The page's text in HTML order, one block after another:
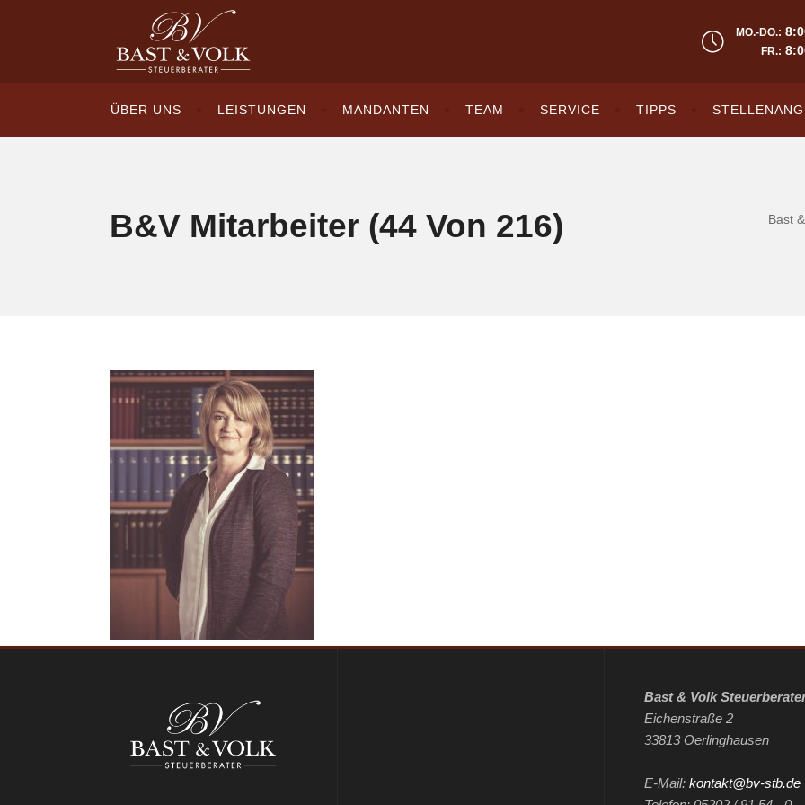
MO.-DO.:
FR.:
ÜBER UNS LEISTUNGEN MANDANTEN TEAM SERVICE TIPPS
B&V Mitarbeiter (44 Von 216) Bast
Bast & Volk
Eichenstraße 2
33813 Oerlinghausen
E-Mail: kontakt@bv-stb.de